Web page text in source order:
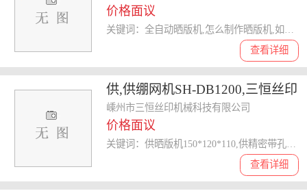
价格面议
查看详细
供,供绷网机SH-DB1200,三恒丝印
优质商家
嵊州市三恒丝印机械科技有限公司
价格面议
查看详细
关键词：供晒版机150*120*110,供精密带孔定位丝网印刷机,供SH-HDS1100,供